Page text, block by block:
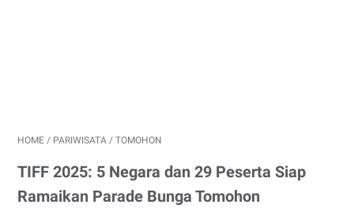
HOME / PARIWISATA / TOMOHON
TIFF 2025: 5 Negara dan 29 Peserta Siap
Ramaikan Parade Bunga Tomohon